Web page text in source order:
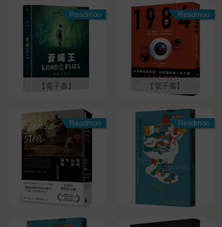
Readmoo
【電子書】
Readmoo
【電子書】
Readmoo Readmoo